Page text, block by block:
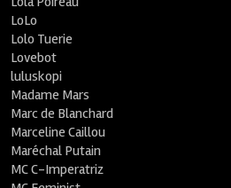
LoLo
Lolo Tuerie
Lovebot
luluskopi
Madame Mars
Marc de Blanchard
Marceline Caillou
Maréchal Putain
MC C-Imperatriz